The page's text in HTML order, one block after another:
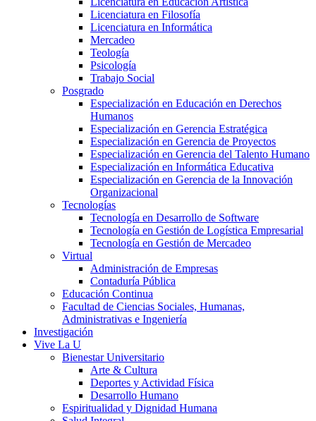
Licenciatura en Filosofía
Licenciatura en Informática
Mercadeo
Teología
Psicología
Trabajo Social
Posgrado
Especialización en Educación en Derechos
Humanos
Especialización en Gerencia Estratégica
Especialización en Gerencia de Proyectos
Especialización en Gerencia del Talento Humano
Especialización en Informática Educativa
Especialización en Gerencia de la Innovación
Organizacional
Tecnologías
Tecnología en Desarrollo de Software
Tecnología en Gestión de Logística Empresarial
Tecnología en Gestión de Mercadeo
Virtual
Administración de Empresas
Contaduría Pública
Educación Continua
Facultad de Ciencias Sociales, Humanas,
Administrativas e Ingeniería
Investigación
Vive La U
Bienestar Universitario
Arte & Cultura
Deportes y Actividad Física
Desarrollo Humano
Espiritualidad y Dignidad Humana